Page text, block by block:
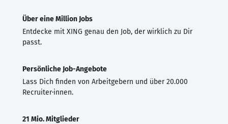
Über eine Million Jobs
Entdecke mit XING genau den Job, der wirklich zu Dir
passt.
Persönliche Job-Angebote
Lass Dich finden von Arbeitgebern und über 20.000
Recruiter·innen.
21 Mio. Mitglieder